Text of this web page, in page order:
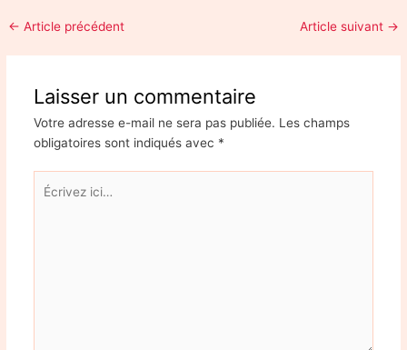
← Article précédent Article suivant →
Laisser un commentaire
Votre adresse e-mail ne sera pas publiée. Les champs
obligatoires sont indiqués avec *
Écrivez
ici…